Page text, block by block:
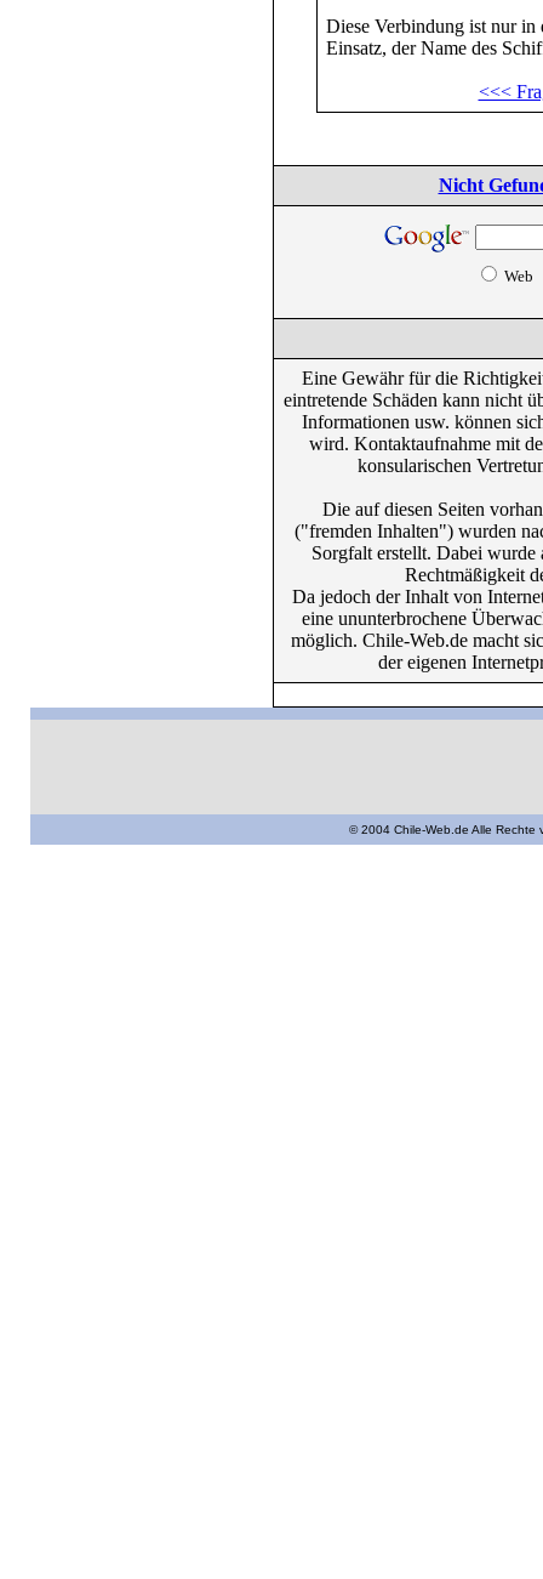
Diese Verbindung ist nur in
Einsatz, der Name des
<<<
Nicht
Web
Eine Gewähr für die
eintretende Schäden kann nicht
Informationen usw. können
wird. Kontaktaufnahme mit
konsularischen
Die auf diesen Seiten
("fremden Inhalten") wurden
Sorgfalt erstellt. Dabei
Rechtmäßigkeit
Da jedoch der Inhalt von
eine ununterbrochene
möglich. Chile-Web.de macht
der eigenen
© 2004 Chile-Web.de Alle Rechte